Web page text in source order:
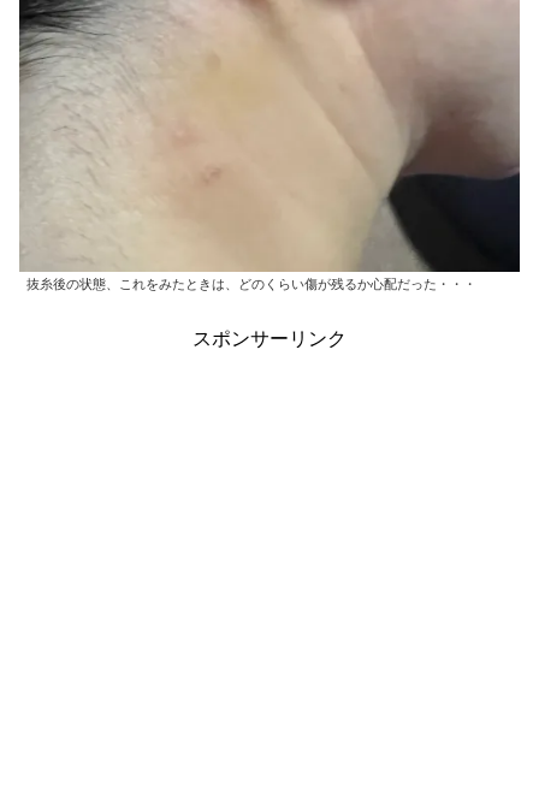
抜糸後の状態、これをみたときは、どのくらい傷が残るか心配だった・・・
スポンサーリンク